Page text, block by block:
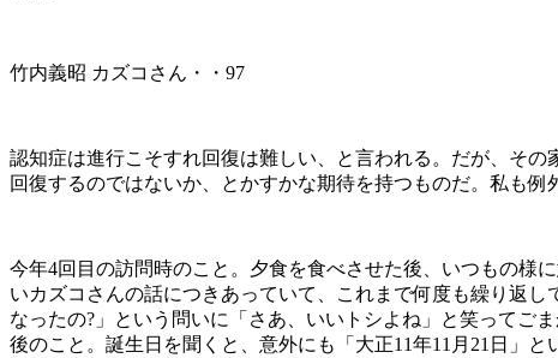
竹内義昭 カズコさん・・97
認知症は進行こそすれ回復は難しい、と言われる。だが、その
回復するのではないか、とかすかな期待を持つものだ。私も例
今年4回目の訪問時のこと。夕食を食べさせた後、いつもの様
いカズコさんの話につきあっていて、これまで何度も繰り返し
なったの?」という問いに「さあ、いいトシよね」と笑ってご
後のこと。誕生日を聞くと、意外にも「大正11年11月21日」と